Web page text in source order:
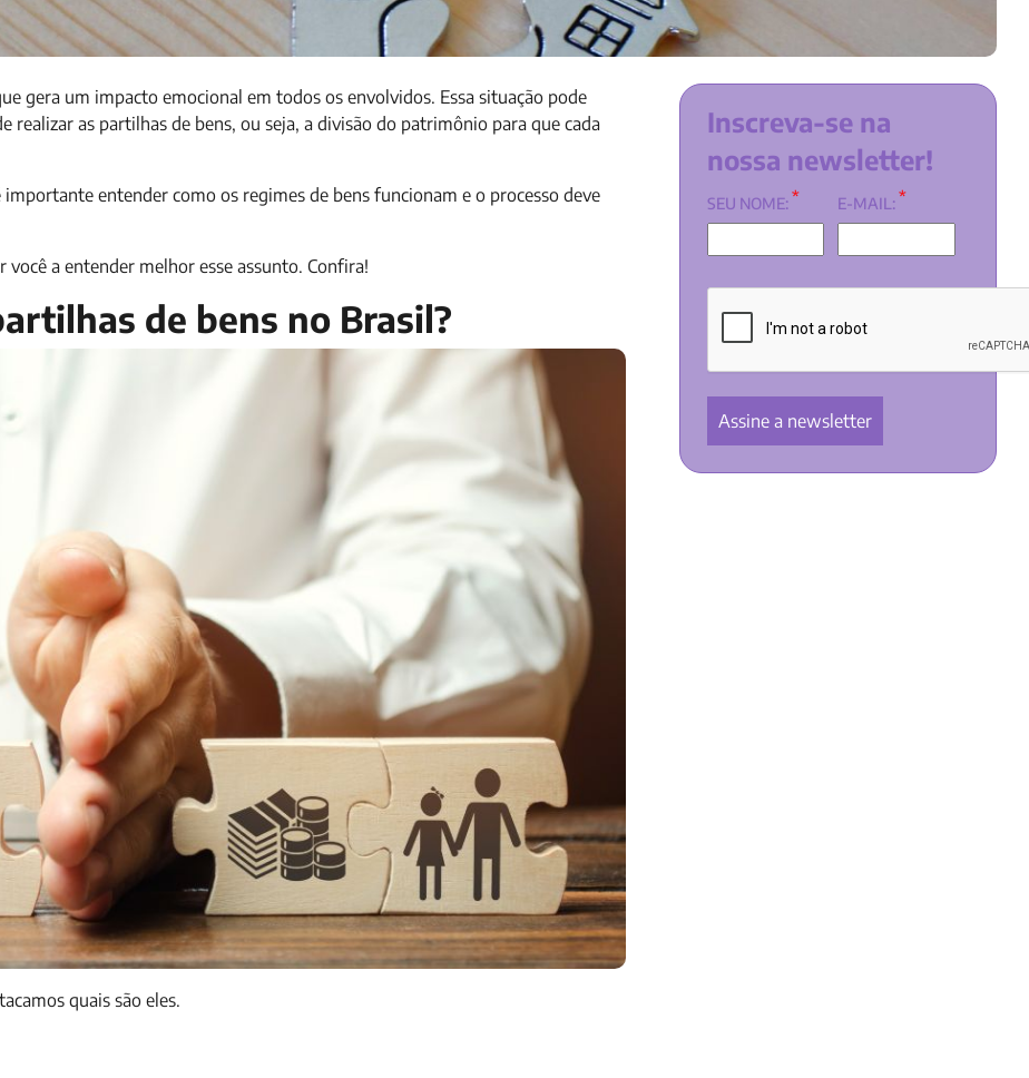
gera um impacto emocional em todos os envolvidos. Essa situação pode
as partilhas de bens, ou seja, a divisão do patrimônio para que cada
entender como os regimes de bens funcionam e o processo deve
a entender melhor esse assunto. Confira!
de bens no Brasil?
quais são eles.
Inscreva-se na
nossa newsletter!
SEU NOME:* E-MAIL:*